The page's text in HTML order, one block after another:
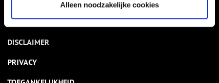
Alleen noodzakelijke cookies
NIEUWSBRIEF
DISCLAIMER
PRIVACY